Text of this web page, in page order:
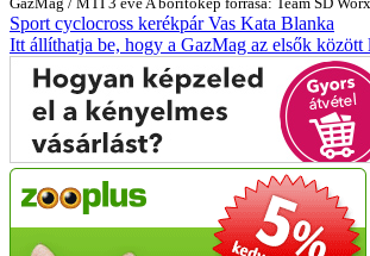
Sport cyclocross kerékpárVas Kata Blanka
Itt állíthatja be, hogy a GazMag az elsők között